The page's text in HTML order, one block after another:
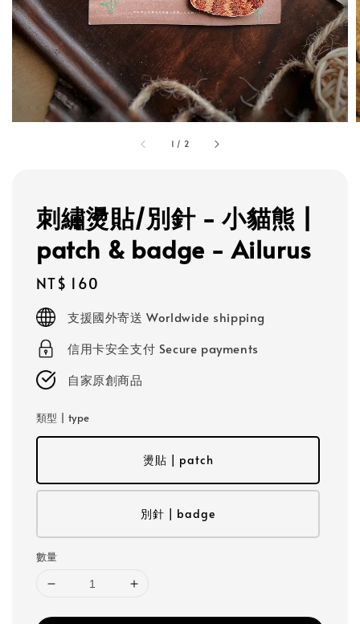
1 / 2
刺繡燙貼/別針 - 小貓熊 |
patch & badge - Ailurus
Regular
price
NT$ 160
支援國外寄送 Worldwide shipping
信用卡安全支付 Secure payments
自家原創商品
類型 | type
燙貼 | patch
別針 | badge
數量